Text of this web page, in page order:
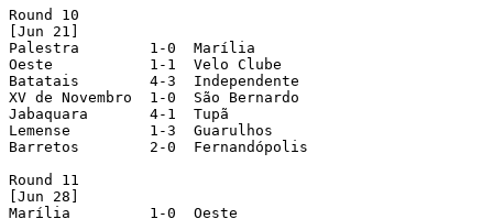
Round 10
[Jun 21]
Palestra        1-0  Marília
Oeste           1-1  Velo Clube
Batatais        4-3  Independente
XV de Novembro  1-0  São Bernardo
Jabaquara       4-1  Tupã
Lemense         1-3  Guarulhos
Barretos        2-0  Fernandópolis
Round 11
[Jun 28]
Marília         1-0  Oeste